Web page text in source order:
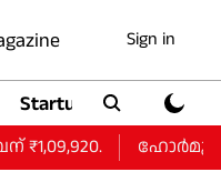
Sign in
Startup
ഹോർമുസ്